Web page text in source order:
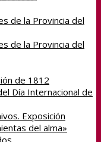
de la Provincia del
de la Provincia del
de 1812
Día Internacional de
Exposición
del alma»